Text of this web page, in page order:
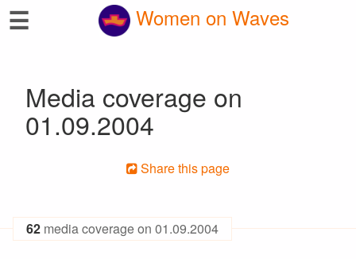
☰ Women on Waves
Media coverage on
01.09.2004
Share this page
62 media coverage on 01.09.2004